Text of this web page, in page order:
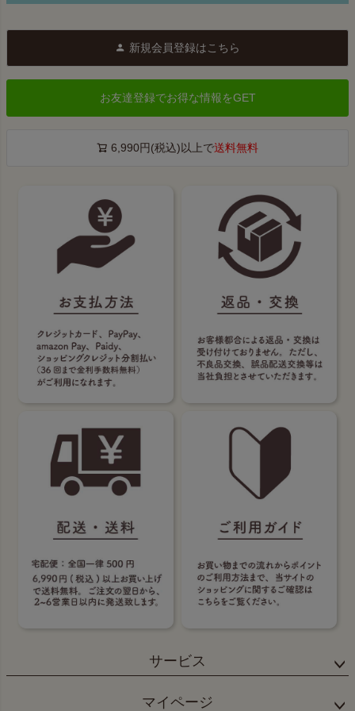
新規会員登録はこちら
お友達登録でお得な情報をGET
6,990円(税込)以上で送料無料
サービス
マイページ